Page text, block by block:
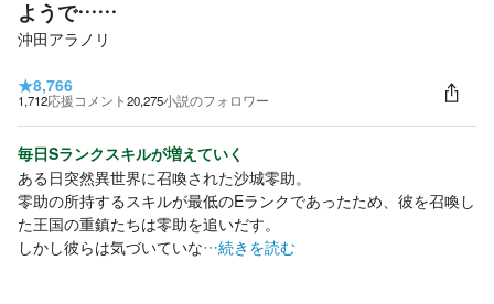
ようで……
沖田アラノリ
★8,766
1,712応援コメント20,275小説のフォロワー
毎日Sランクスキルが増えていく
ある日突然異世界に召喚された沙城零助。
零助の所持するスキルが最低のEランクであったため、彼を召喚し
た王国の重鎮たちは零助を追いだす。
しかし彼らは気づいていな…続きを読む